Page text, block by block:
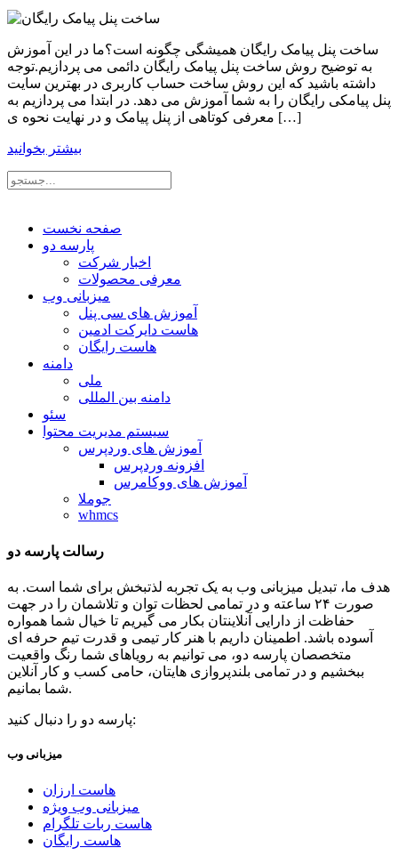
ساخت پنل پیامک رایگان همیشگی چگونه است؟ما در این آموزش
به توضیح روش ساخت پنل پیامک رایگان دائمی می پردازیم.توجه
داشته باشید که این روش ساخت حساب کاربری در بهترین سایت
پنل پیامکی رایگان را به شما آموزش می دهد. در ابتدا می پردازیم به
معرفی کوتاهی از پنل پیامک و در نهایت نحوه ی […]
بیشتر بخوانید
صفحه نخست
پارسه دو
اخبار شرکت
معرفی محصولات
میزبانی وب
آموزش های سی پنل
هاست دایرکت ادمین
هاست رایگان
دامنه
ملی
دامنه بین المللی
سئو
سیستم مدیریت محتوا
آموزش های وردپرس
افزونه وردپرس
آموزش های ووکامرس
جوملا
whmcs
رسالت پارسه دو
هدف ما، تبدیل میزبانی وب به یک تجربه لذتبخش برای شما است. به
صورت ۲۴ ساعته و در تمامی لحظات توان و تلاشمان را در جهت
حفاظت از دارایی آنلاینتان بکار می گیریم تا خیال شما همواره
آسوده باشد. اطمینان داریم با هنر کار تیمی و قدرت تیم حرفه ای
متخصصان پارسه دو، می توانیم به رویاهای شما رنگ واقعیت
ببخشیم و در تمامی بلندپروازی هایتان، حامی کسب و کار آنلاین
شما بمانیم.
پارسه دو را دنبال کنید:
میزبانی وب
هاست ارزان
میزبانی وب ویژه
هاست ربات تلگرام
هاست رایگان